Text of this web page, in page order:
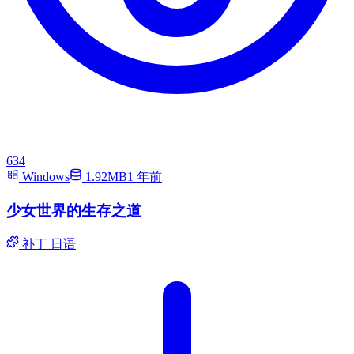
634
Windows
1.92MB1 年前
少女世界的生存之道
补丁 日语